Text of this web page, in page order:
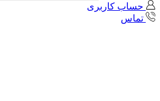
حساب کاربری
تماس